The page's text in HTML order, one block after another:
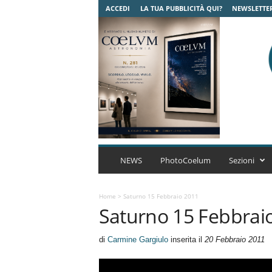
ACCEDI LA TUA PUBBLICITÀ QUI?
C
m
A
r
NEWS PhotoCoelum Sezioni
Home > Saturno 15 Febbraio 2011
Saturno 15
di Carmine Gargiuloinserita il 20 Febbraio 2011